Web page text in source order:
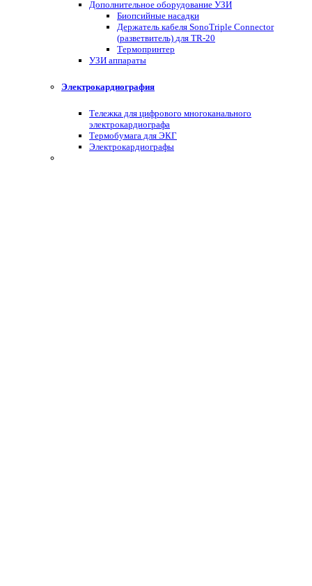
Дополнительное оборудование УЗИ
Биопсийные насадки
Держатель кабеля SonoTriple Connector
(разветвитель) для TR-20
Термопринтер
УЗИ аппараты
Электрокардиография
Тележка для цифрового многоканального
электрокардиографа
Термобумага для ЭКГ
Электрокардиографы